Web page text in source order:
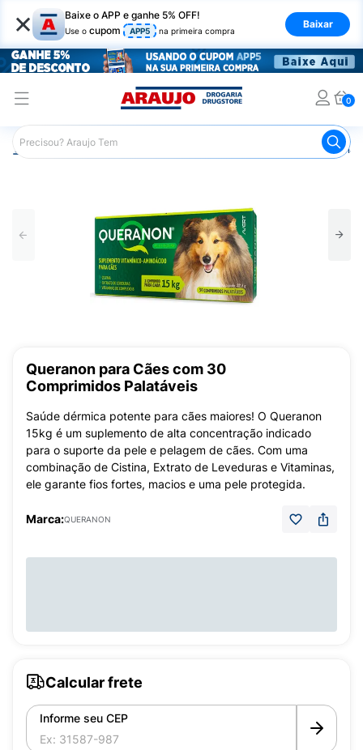
× Baixe o APP e ganhe 5% OFF!
Use o cupom APP5 na primeira compra
Baixar
0
Araujo Pet Shop Suplementos e
Queranon para Cães com 30
Comprimidos Palatáveis
Saúde dérmica potente para cães maiores! O Queranon
15kg é um suplemento de alta concentração indicado
para o suporte da pele e pelagem de cães. Com uma
combinação de Cistina, Extrato de Leveduras e Vitaminas,
ele garante fios fortes, macios e uma pele protegida.
Marca:QUERANON
Calcular frete
Informe seu CEP